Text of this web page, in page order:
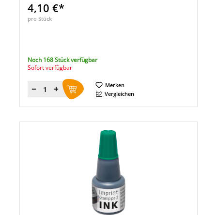
4,10 €*
pro Stück
Noch 168 Stück verfügbar
Sofort verfügbar
Menge
Merken
Vergleichen